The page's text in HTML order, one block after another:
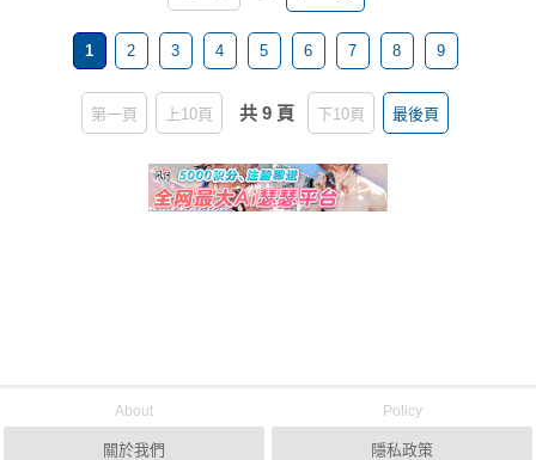
1 2 3 4 5 6 7 8 9
第一頁 上10頁 共 9 頁 下10頁 最後頁
About
關於我們
Policy
隱私政策